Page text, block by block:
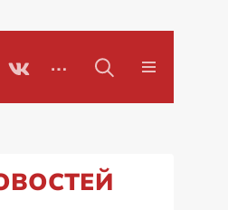
с бензином в